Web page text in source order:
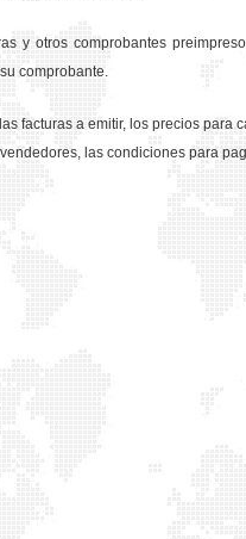
y otros comprobantes
comprobante.
facturas a emitir, los precios para
las condiciones para